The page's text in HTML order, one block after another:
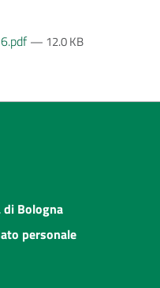
— 12.0 KB
di Bologna
personale